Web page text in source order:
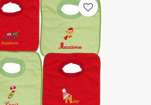
favorite_border